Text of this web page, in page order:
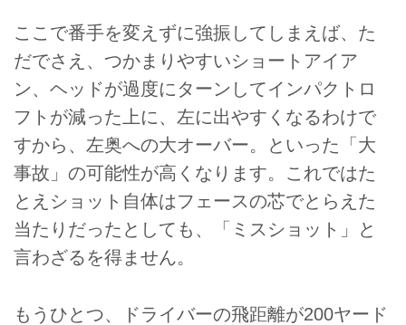
ここで番手を変えずに強振してしまえば、た
だでさえ、つかまりやすいショートアイア
ン、ヘッドが過度にターンしてインパクトロ
フトが減った上に、左に出やすくなるわけで
すから、左奥への大オーバー。といった「大
事故」の可能性が高くなります。これではた
とえショット自体はフェースの芯でとらえた
当たりだったとしても、「ミスショット」と
言わざるを得ません。
もうひとつ、ドライバーの飛距離が200ヤード